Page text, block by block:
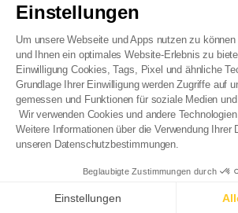
Einstellungen
Um unsere Webseite und Apps nutzen zu können
und Ihnen ein optimales Website-Erlebnis zu
Einwilligung Cookies, Tags, Pixel und ähnliche
Grundlage Ihrer Einwilligung werden Zugriffe auf
gemessen und Funktionen für soziale Medien
Wir verwenden Cookies und andere
Weitere Informationen über die Verwendung Ihrer
unseren Datenschutzbestimmungen.
Beglaubigte Zustimmungen durch
Einstellungen